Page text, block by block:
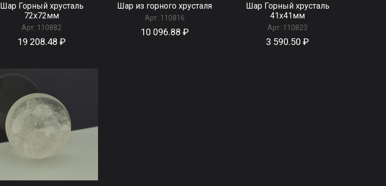
Шар Горный хрусталь
72x72мм
Арт: 110882
19 208.48 ₽
Шар из горного хрусталя
Арт: 110816
10 096.88 ₽
Шар Горный хрусталь
41x41мм
Арт: 110823
3 590.50 ₽